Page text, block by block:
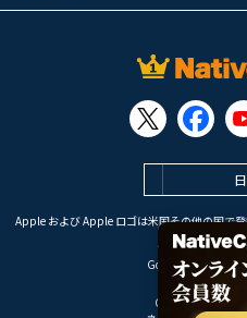
Apple および Apple ロゴは米国その他の国で
Apple Inc. のサー
Google Play は
Copyright © 2026